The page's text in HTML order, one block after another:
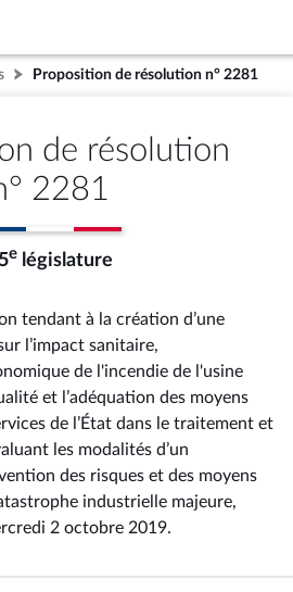
Proposition de résolution n° 2281
de résolution
2281
e législature
tendant à la création d’une
l’impact sanitaire,
de l'incendie de l'usine
et l’adéquation des moyens
de l’État dans le traitement et
les modalités d’un
des risques et des moyens
industrielle majeure,
2 octobre 2019.